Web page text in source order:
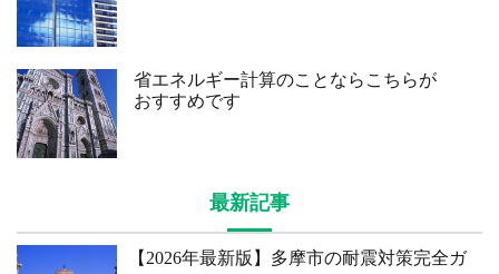
省エネルギー計算のことならこちらが
おすすめです
最新記事
【2026年最新版】多摩市の耐震対策完全ガ